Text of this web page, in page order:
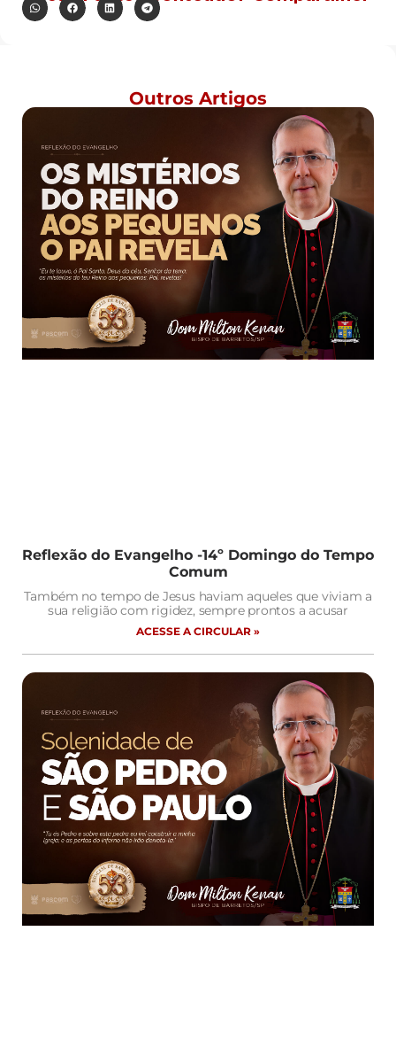
Outros Artigos
Reflexão do Evangelho -14º Domingo do Tempo
Comum
Também no tempo de Jesus haviam aqueles que viviam a
sua religião com rigidez, sempre prontos a acusar
ACESSE A CIRCULAR »